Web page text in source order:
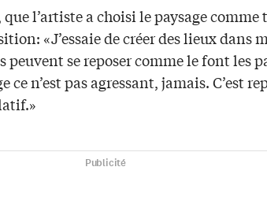
l’artiste a choisi le paysage
«J’essaie de créer des lieux dans
peuvent se reposer comme le font les
ce n’est pas agressant, jamais. C’est
Publicité